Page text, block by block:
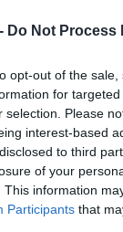
Do Not Process
opt-out of the
for
selection. Please
interest-based
to third
of your
This information
Participants that
που
ως